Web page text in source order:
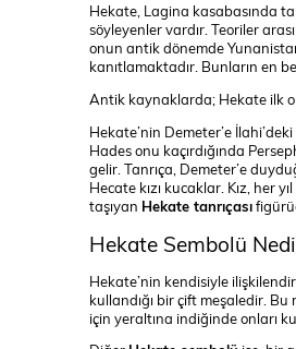
Hekate, Lagina kasabasında
söyleyenler vardır. Teoriler
onun antik dönemde
kanıtlamaktadır. Bunların en
Antik kaynaklarda; Hekate ilk
Hekate’nin Demeter’e
Hades onu kaçırdığında
gelir. Tanrıça, Demeter’e
Hecate kızı kucaklar. Kız, her
taşıyan Hekate tanrıçası
Hekate Sembolü
Hekate’nin kendisiyle
kullandığı bir çift meşaledir.
için yeraltına indiğinde onları